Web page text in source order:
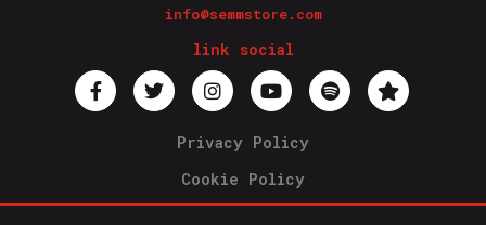
info@semmstore.com
link social
Privacy Policy
Cookie Policy